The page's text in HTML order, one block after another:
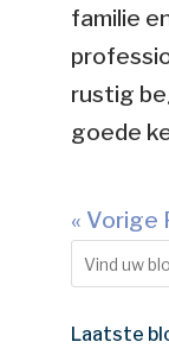
familie
rustig
goede
« Vorige
Laatste